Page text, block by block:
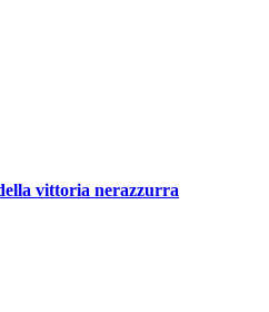
vittoria nerazzurra